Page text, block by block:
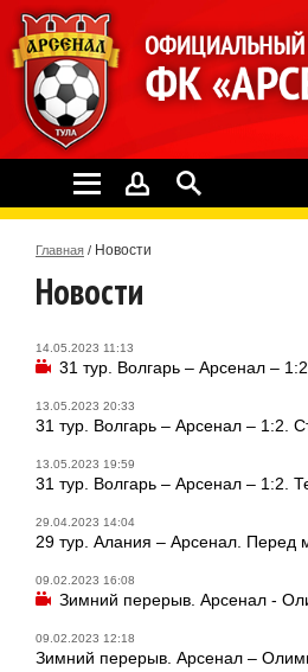
Главная / Новости
Новости
14.05.2023 11:13
31 тур. Волгарь – Арсенал –
13.05.2023 20:33
31 тур. Волгарь – Арсенал – 1:2.
13.05.2023 19:59
31 тур. Волгарь – Арсенал – 1:2.
29.04.2023 14:04
29 тур. Алания – Арсенал. Перед
09.02.2023 16:08
Зимний перерыв. Арсенал -
09.02.2023 12:18
Зимний перерыв. Арсенал –